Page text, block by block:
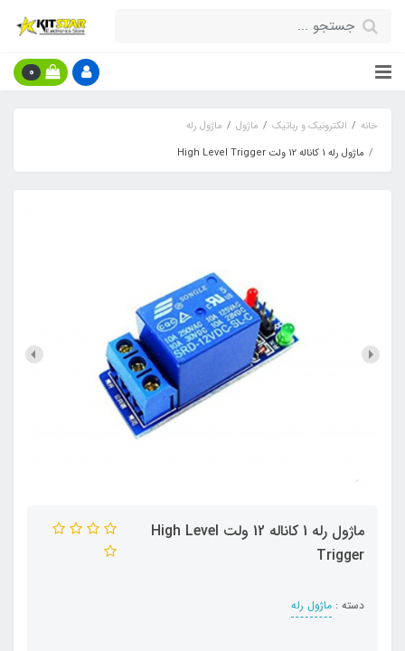
0
خانه الکترونیک و رباتیک ماژول
ماژول رله
ماژول رله 1 کاناله 12 ولت High Level Trigger
ماژول رله 1 کاناله 12 ولت High Level
Trigger
دسته : ماژول رله